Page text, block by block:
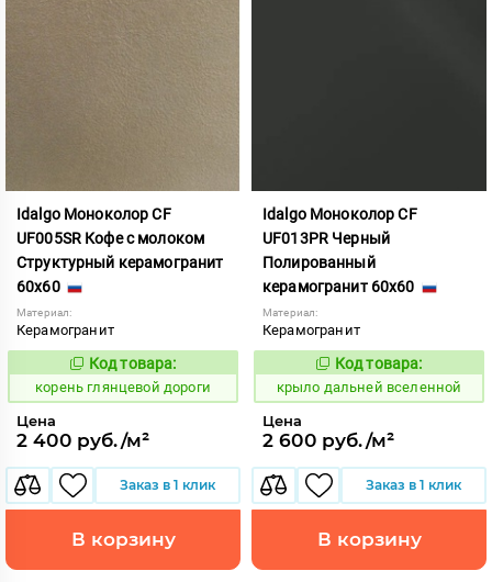
Idalgo Моноколор CF
UF005SR Кофе с молоком
Структурный керамогранит
60x60
Материал:
Керамогранит
783522
Код товара:
корень глянцевой дороги
Цена
2 400 руб./м²
Заказ в 1 клик
В корзину
Idalgo Моноколор CF
UF013PR Черный
Полированный
керамогранит 60x60
Материал:
Керамогранит
831138
Код товара:
крыло дальней вселенной
Цена
2 600 руб./м²
Заказ в 1 клик
В корзину